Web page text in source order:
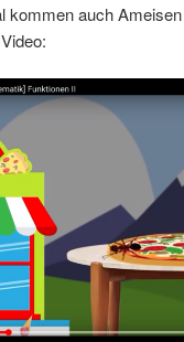
kommen auch